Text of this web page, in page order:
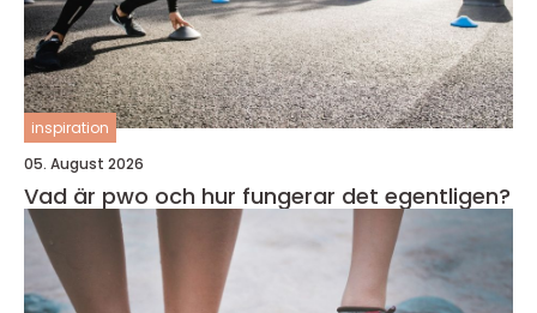
inspiration
05. August 2026
Vad är pwo och hur fungerar det egentligen?